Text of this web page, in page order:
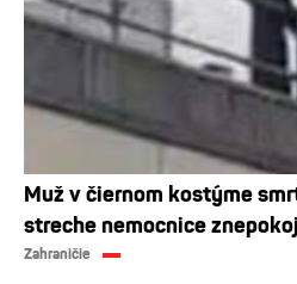
Muž v čiernom kostýme
streche nemocnice
Zahraničie